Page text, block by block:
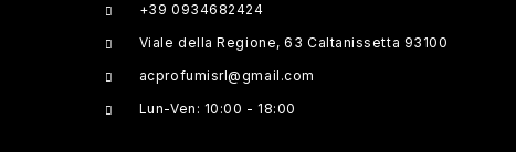
+39 0934682424
Viale della Regione, 63 Caltanissetta 93100
acprofumisrl@gmail.com
Lun-Ven: 10:00 - 18:00